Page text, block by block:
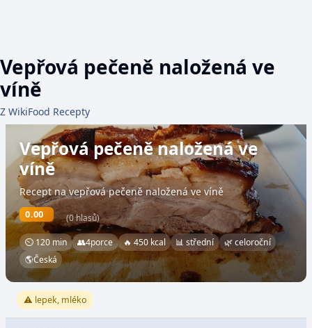
Vepřová pečeně naložená ve
víně
Z WikiFood Recepty
Vepřová pečeně naložená ve
víně
Recept na vepřová pečeně naložená ve víně
0.00 (0 hlasů)
⏲ 120 min 👥4porce 🔥 450 kcal 📊 střední
🌿 celoroční
🌎Česká
⚠️ lepek, mléko